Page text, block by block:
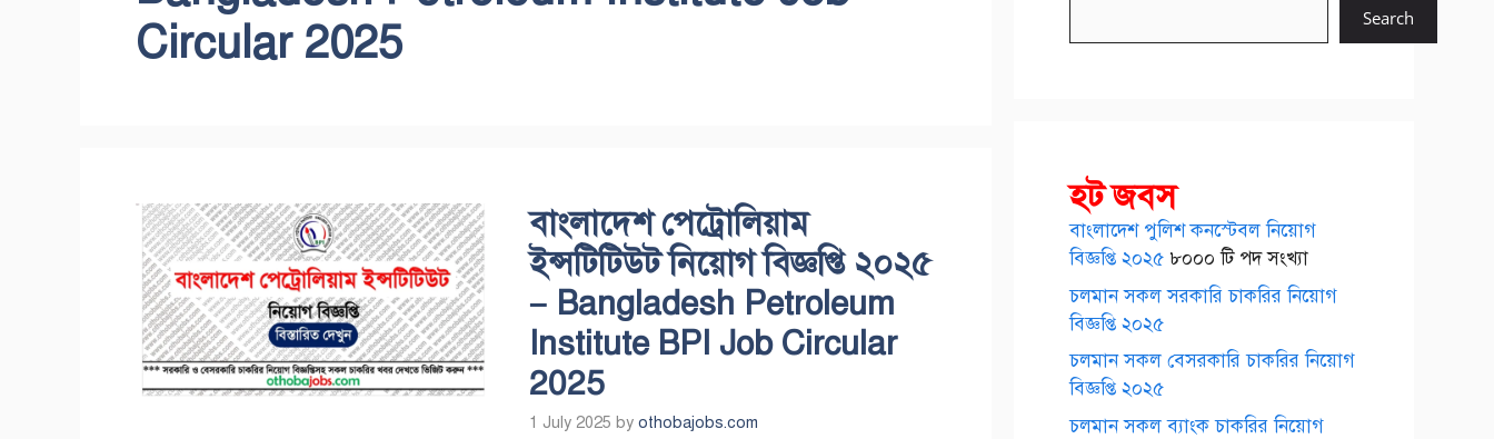
Circular 2025
বাংলাদেশ পেট্রোলিয়াম
ইন্সটিটিউট নিয়োগ বিজ্ঞপ্তি ২০২৫
– Bangladesh Petroleum
Institute BPI Job Circular
2025
1 July 2025 by othobajobs.com
Search
হট জবস
বাংলাদেশ পুলিশ কনস্টেবল নিয়োগ
বিজ্ঞপ্তি ২০২৫ ৮০০০ টি পদ সংখ্যা
চলমান সকল সরকারি চাকরির নিয়োগ
বিজ্ঞপ্তি ২০২৫
চলমান সকল বেসরকারি চাকরির নিয়োগ
বিজ্ঞপ্তি ২০২৫
চলমান সকল ব্যাংক চাকরির নিয়োগ